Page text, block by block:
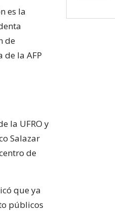
es la
de
la AFP
la UFRO y
Salazar
de
que ya
públicos